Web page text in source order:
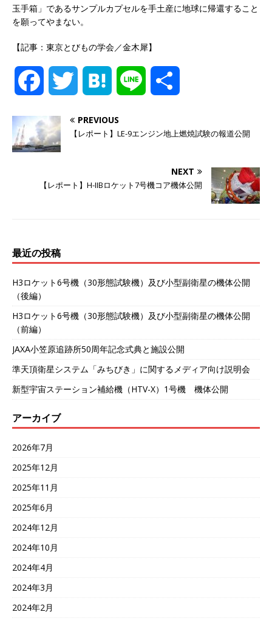
玉手箱」であるサンプルカプセルを手土産に地球に帰還すること
を願ってやまない。
【記事：東京とびもの学会／金木犀】
c
o
k
i t n
PREVIOUS
【レポート】LE-9エンジン地上燃焼試験の報道公開
NEXT
【レポート】H-IIBロケット7号機コア機体公開
最近の投稿
H3ロケット6号機（30形態試験機）及び小型副衛星の機体公開
（後編）
H3ロケット6号機（30形態試験機）及び小型副衛星の機体公開
（前編）
JAXA小笠原追跡所50周年記念式典と施設公開
準天頂衛星システム「みちびき」に関するメディア向け説明会
新型宇宙ステーション補給機（HTV-X）1号機 機体公開
アーカイブ
2026年7月
2025年12月
2025年11月
2025年6月
2024年12月
2024年10月
2024年4月
2024年3月
2024年2月